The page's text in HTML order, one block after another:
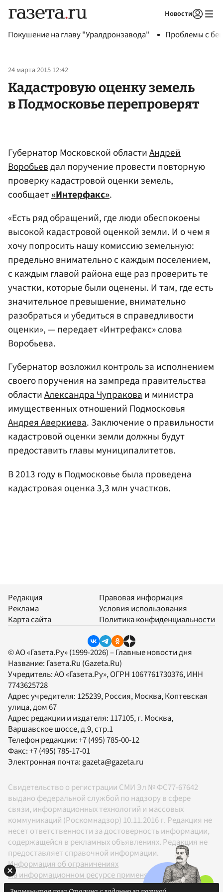
Новости
Покушение на главу "Уралдронзавода" Проблемы с
24 марта 2015 12:42
Кадастровую оценку земель
в Подмосковье перепроверят
Губернатор Московской областиАндрей
Воробьевдал поручение провести повторную
проверку кадастровой оценки земель,
сообщает«Интерфакс».
«Есть ряд обращений, где люди обеспокоены
высокой кадастровой оценкой земли. И о чем я
хочу попросить нашу комиссию земельную:
предельно внимательно с каждым поселением,
с каждым главой района еще раз проверить те
участки, которые были оценены. И там, где есть
значительное превышение, внимательно
разобраться и убедиться в справедливости
оценки», — передает «Интрефакс» слова
Воробьева.
Губернатор возложил контроль за исполнением
своего поручения на зампреда правительства
областиАлександра Чупраковаи министра
имущественных отношений Подмосковья
Андрея Аверкиева. Заключение о правильности
кадастровой оценки земли должны будут
предоставить главы муниципалитетов.
В 2013 году в Подмосковье была проведена
кадастровая оценка 3,3 млн участков.
Редакция
Реклама
Карта сайта
Правовая информация
Условия использования
Политика конфиденциальности
© АО «Газета.Ру» (1999-2026) – Главные новости дня
Название: Газета.Ru (Gazeta.Ru)
Учредитель:АО «Газета.Ру», ОГРН 1067761730376, ИНН
7743625728
Адрес учредителя: 125239, Россия, Москва, Коптевская
улица, дом 67
Адрес редакции и издателя: 117105, г. Москва,
Варшавское шоссе, д.9, стр.1
Телефон редакции:+7 (495) 785-00-12
Факс:+7 (495) 785-17-01
Электронная почта:gazeta@gazeta.ru
Свидетельство о регистрации СМИ Эл № ФС77-67642
выдано федеральной службой по надзору в сфере
связи, информационных технологий и массовых
коммуникаций (Роскомнадзор) 10.11.2016 г. Редакция не
несет ответственности за достоверность информации,
содержащейся в рекламных объявлениях. Редакция не
предоставляет справочной информации.
Информация об ограничениях
На информационном ресурсе применяются
рекомендательные технологии в соответствии с